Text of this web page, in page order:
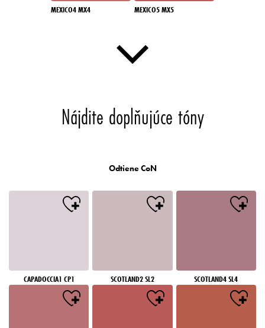
MEXICO4 MX4 MEXICO5 MX5
Nájdite doplňujúce tóny
Odtiene CoN
CAPADOCCIA1 CP1 SCOTLAND2 SL2 SCOTLAND4 SL4